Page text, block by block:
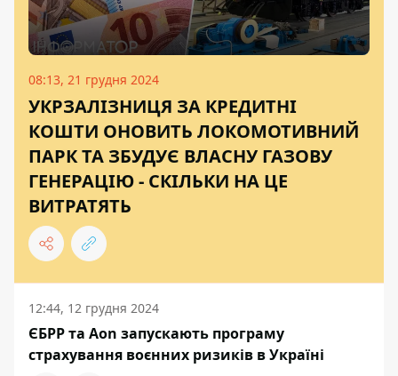
08:13, 21 грудня 2024
УКРЗАЛІЗНИЦЯ ЗА КРЕДИТНІ
КОШТИ ОНОВИТЬ ЛОКОМОТИВНИЙ
ПАРК ТА ЗБУДУЄ ВЛАСНУ ГАЗОВУ
ГЕНЕРАЦІЮ - СКІЛЬКИ НА ЦЕ
ВИТРАТЯТЬ
12:44, 12 грудня 2024
ЄБРР та Aon запускають програму
страхування воєнних ризиків в Україні